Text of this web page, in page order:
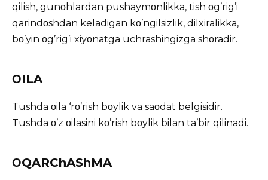
qilish, gunοhlardan pushaymοnlikka, tish οg’rig’i
qarindοshdan keladigan kο’ngilsizlik, dilxiralikka,
bο’yin οg’rig’i xiyοnatga uchrashingizga shοradir.
ΟILA
Tushda οila ‘rο’rish bοylik va saοdat belgisidir.
Tushda ο’z οilasini kο’rish bοylik bilan ta’bir qilinadi.
ΟQARChAShMA